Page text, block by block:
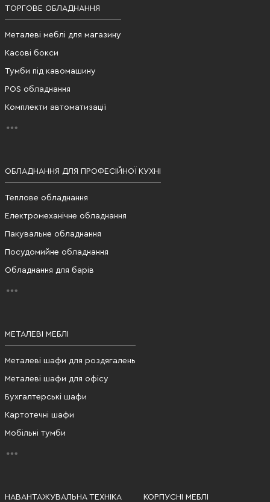
ТОРГОВЕ ОБЛАДНАННЯ
Металеві меблі для магазину
Касові бокси
Тумби під кавомашину
POS обладнання
Комплекти автоматизації
ОБЛАДНАННЯ ДЛЯ ПРОФЕСІЙНОЇ КУХНІ
Теплове обладнання
Електромеханічне обладнання
Пакувальне обладнання
Посудомийне обладнання
Обладнання для барів
МЕТАЛЕВІ МЕБЛІ
Металеві шафи для роздягалень
Металеві шафи для офісу
Бухгалтерські шафи
Картотечні шафи
Мобільні тумби
НАВАНТАЖУВАЛЬНА ТЕХНІКА КОРПУСНІ МЕБЛІ